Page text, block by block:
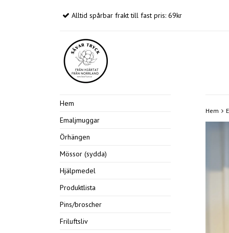
Alltid spårbar frakt till fast pris: 69kr
Hem
Emaljmuggar
Örhängen
Mössor (sydda)
Hjälpmedel
Produktlista
Pins/broscher
Friluftsliv
Hem